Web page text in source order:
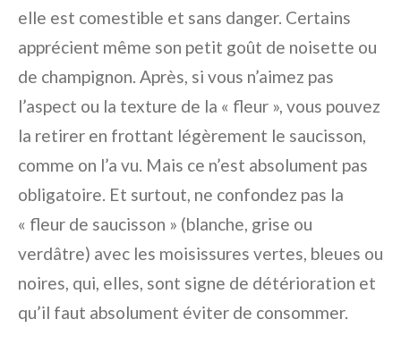
elle est comestible et sans danger. Certains
apprécient même son petit goût de noisette ou
de champignon. Après, si vous n’aimez pas
l’aspect ou la texture de la « fleur », vous pouvez
la retirer en frottant légèrement le saucisson,
comme on l’a vu. Mais ce n’est absolument pas
obligatoire. Et surtout, ne confondez pas la
« fleur de saucisson » (blanche, grise ou
verdâtre) avec les moisissures vertes, bleues ou
noires, qui, elles, sont signe de détérioration et
qu’il faut absolument éviter de consommer.